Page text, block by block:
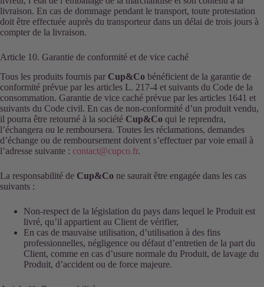
livraison. En cas de dommage pendant le transport, toute protestation
doit être effectuée auprès du transporteur dans un délai de trois jours à
compter de la livraison.
Article 10. Garantie de conformité et de vice caché
Tous les produits fournis par Cup&Co bénéficient de la garantie de
conformité prévue par les articles L. 217-4 et suivants du Code de la
consommation. Garantie de vice caché prévue par les articles 1641 et
suivants du Code civil. En cas de non-conformité d’un produit vendu,
il pourra être retourné à la société Cup&Co qui le reprendra,
l’échangera ou le remboursera. Toutes les réclamations, demandes
d’échange ou de remboursement doivent s’effectuer par voie email à
l’adresse suivante : contact@cupco.fr.
La responsabilité de Cup&Co ne saurait être engagée dans les cas
suivants :
Non-respect de la législation du pays dans lequel le Produit est
livré, qu’il appartient au Client de vérifier,
En cas de mauvaise utilisation, d’utilisation à des fins
professionnelles, négligence ou défaut d’entretien de la part du
Client, comme en cas d’usure normale du Produit, de lavage du
Produit, d’accident ou de force majeure.